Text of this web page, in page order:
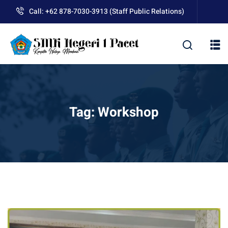
content
Call: +62 878-7030-3913 (Staff Public Relations)
Tag:Workshop